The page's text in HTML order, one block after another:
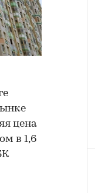
цена
в 1,6